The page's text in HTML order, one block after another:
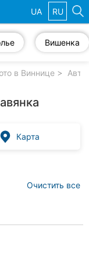
UA RU
Вишенка
в Виннице
Карта
Очистить все